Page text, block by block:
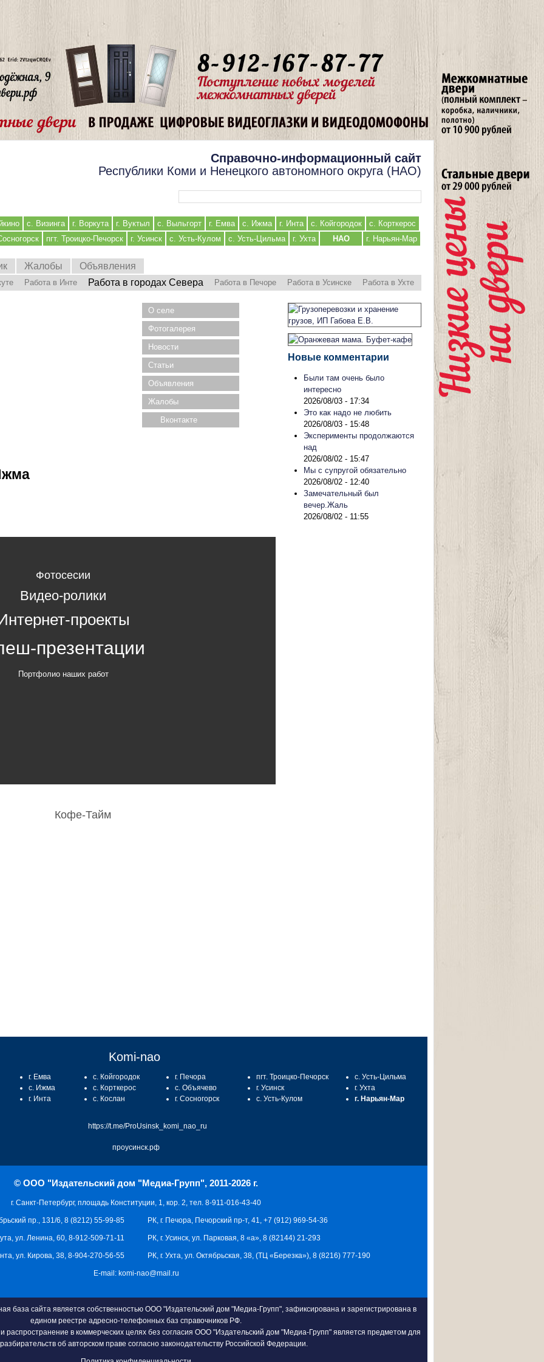
Справочно-информационный сайт
Республики Коми и Ненецкого автономного округа (НАО)
с. Визинга г. Воркута г. Вуктыл с. Выльгорт г. Емва с. Ижма г. Инта с. Койгородок
с. Корткерос
пгт. Троицко-Печорск г. Усинск с. Усть-Кулом с. Усть-Цильма г. Ухта НАО г. Нарьян-Мар
Жалобы Объявления
Работа в Инте Работа в городах Севера Работа в Печоре Работа в Усинске Работа в Ухте
О селе
Фотогалерея
Новости
Статьи
Объявления
Жалобы
Вконтакте
Фотосесии
Видео-ролики
проекты
презентации
Портфолио наших работ
Кофе-Тайм
Новые комментарии
Были там очень было
интересно
2026/08/03 - 17:34
Это как надо не любить
2026/08/03 - 15:48
Эксперименты продолжаются
над
2026/08/02 - 15:47
Мы с супругой обязательно
2026/08/02 - 12:40
Замечательный был
вечер.Жаль
2026/08/02 - 11:55
Komi-nao
г. Емва
с. Ижма
г. Инта
с. Койгородок
с. Корткерос
с. Кослан
г. Печора
с. Объячево
г. Сосногорск
пгт. Троицко-Печорск
г. Усинск
с. Усть-Кулом
с. Усть-Цильма
г. Ухта
г. Нарьян-Мар
https://t.me/ProUsinsk_komi_nao_ru
проусинск.рф
© ООО "Издательский дом "Медиа-Групп", 2011-2026 г.
г. Санкт-Петербург, площадь Конституции, 1, кор. 2, тел. 8-911-016-43-40
РК, г. Печора, Печорский пр-т, 41, +7 (912) 969-54-36
РК, г. Усинск, ул. Парковая, 8 «а», 8 (82144) 21-293
РК, г. Ухта, ул. Октябрьская, 38, (ТЦ «Березка»), 8 (8216) 777-190
пр., 131/6, 8 (8212) 55-99-85
ул. Ленина, 60, 8-912-509-71-11
ул. Кирова, 38, 8-904-270-56-55
E-mail: komi-nao@mail.ru
база сайта является собственностью ООО "Издательский дом "Медиа-Групп", зафиксирована и зарегистрирована в
едином реестре адресно-телефонных баз справочников РФ.
распространение в коммерческих целях без согласия ООО "Издательский дом "Медиа-Групп" является предметом для
об авторском праве согласно законодательству Российской Федерации.